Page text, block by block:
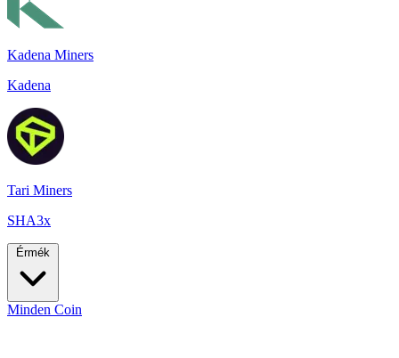
Kadena Miners
Kadena
Tari Miners
SHA3x
Érmék
Minden Coin